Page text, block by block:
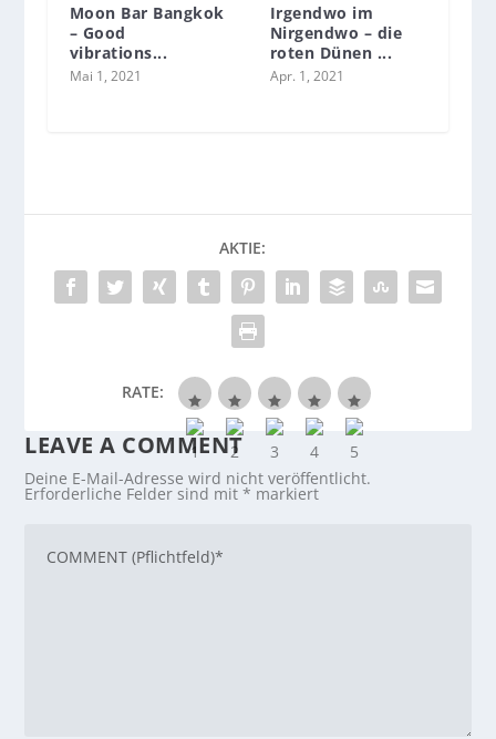
Moon Bar Bangkok
– Good
vibrations...
Mai 1, 2021
Irgendwo im
Nirgendwo – die
roten Dünen ...
Apr. 1, 2021
AKTIE:
RATE:
LEAVE A COMMENT
Deine E-Mail-Adresse wird nicht veröffentlicht.
Erforderliche Felder sind mit* markiert